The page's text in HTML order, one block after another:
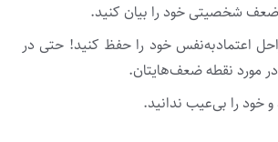
ضعف شخصیتی خود را بیان کنید.
اعتمادبه‌نفس خود را حفظ کنید! حتی در
مورد نقطه ضعف‌هایتان.
و خود را بی‌عیب ندانید.